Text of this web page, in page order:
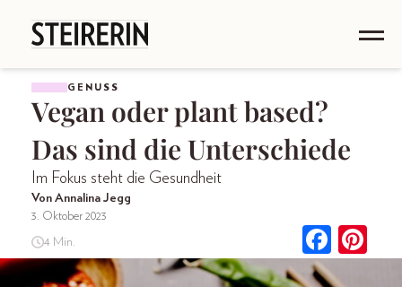
GENUSS
Vegan oder plant based?
Das sind die Unterschiede
Im Fokus steht die Gesundheit
Von Annalina Jegg
3. Oktober 2023
4 Min.